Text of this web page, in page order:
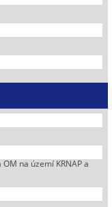
na území KRNAP a